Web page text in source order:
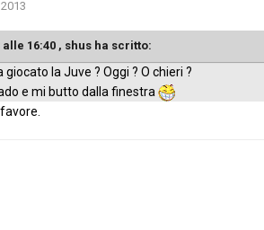
alle 16:40 , shus ha scritto:
giocato la Juve ? Oggi ? O chieri ?
e mi butto dalla finestra